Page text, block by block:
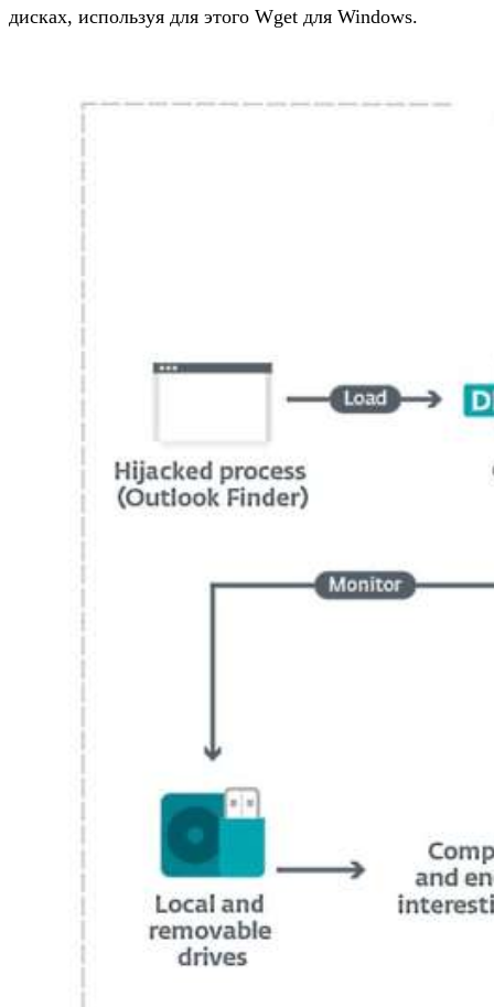
дисках, используя для этого Wget для Windows.